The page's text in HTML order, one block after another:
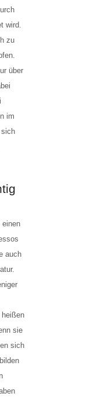
wird.
zu
über
im
sich
einen
auch
sie
sich